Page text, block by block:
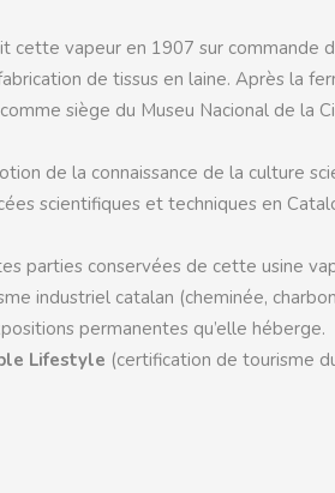
cette vapeur en 1907 sur commande
de tissus en laine. Après la
siège du Museu Nacional de la
de la connaissance de la culture
scientifiques et techniques en
parties conservées de cette usine
industriel catalan (cheminée,
permanentes qu’elle héberge.
Lifestyle (certification de tourisme